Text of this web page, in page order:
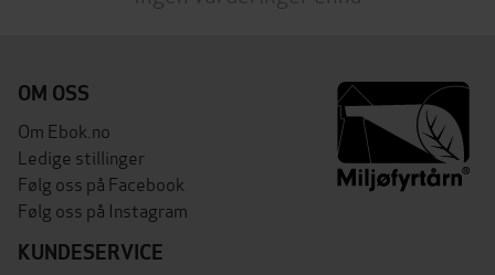
OM OSS
Om Ebok.no
Ledige stillinger
Følg oss på Facebook
Følg oss på Instagram
KUNDESERVICE